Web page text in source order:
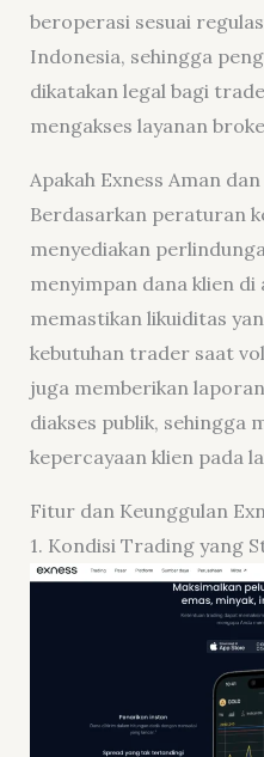
beroperasi sesuai
Indonesia, sehingga
dikatakan legal bagi
mengakses layanan
Apakah Exness Aman
Berdasarkan peraturan
menyediakan
menyimpan dana klien di
memastikan likuiditas
kebutuhan trader saat
juga memberikan
diakses publik, sehingga
kepercayaan klien pada
Fitur dan Keunggulan
1. Kondisi Trading yang